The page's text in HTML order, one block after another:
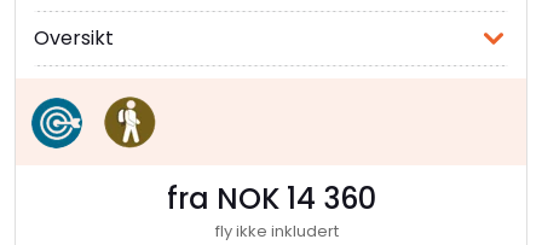
Oversikt
fra NOK 14 360
fly ikke inkludert